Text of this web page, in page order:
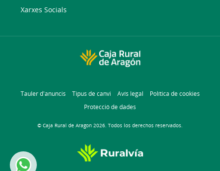
Xarxes Socials
Tauler d'anuncis Tipus de canvi Avís legal
Política de cookies
Protecció de dades
© Caja Rural de Aragon 2026. Todos los derechos reservados.